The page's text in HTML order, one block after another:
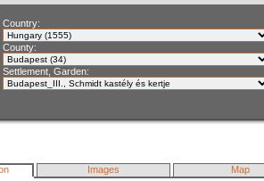
Country:
County:
Settlement, Garden:
Images Map